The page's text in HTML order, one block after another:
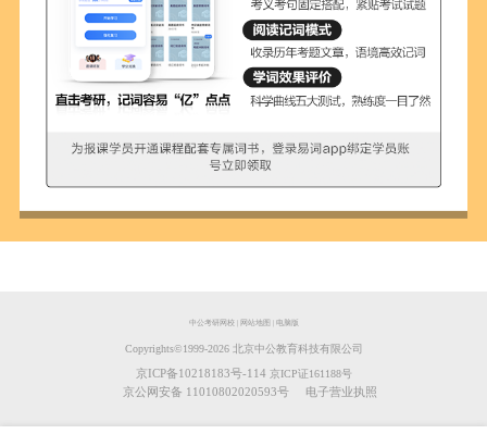
中公考研网校| 网站地图 | 电脑版
Copyrights©️1999-2026北京中公教育科技有限公司
京ICP备10218183号-114 京ICP证161188号
京公网安备 11010802020593号 电子营业执照